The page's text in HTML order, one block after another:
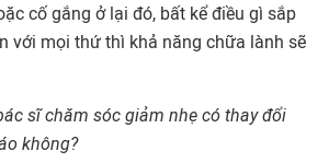
cố gắng ở lại đó, bất kể điều gì sắp
với mọi thứ thì khả năng chữa lành sẽ
sĩ chăm sóc giảm nhẹ có thay đổi
không?